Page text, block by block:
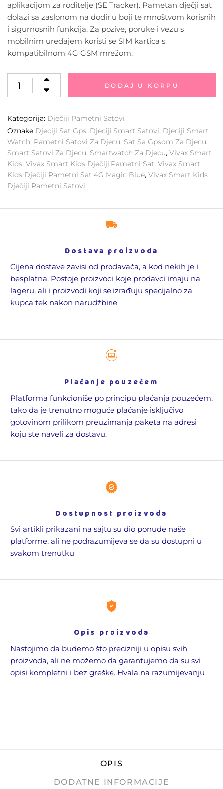
aplikacijom za roditelje (SE Tracker). Pametan dječji sat
dolazi sa zaslonom na dodir u boji te mnoštvom korisnih
i sigurnosnih funkcija. Za pozive, poruke i vezu s
mobilnim uređajem koristi se SIM kartica s
kompatibilnom 4G GSM mrežom.
DODAJ U KORPU
Kategorija: Dječiji Pametni Satovi
Oznake Djeciji Sat Gps, Djeciji Smart Satovi, Djeciji Smart
Watch, Pametni Satovi Za Djecu, Sat Sa Gpsom Za Djecu,
Smart Satovi Za Djecu, Smartwatch Za Djecu, Vivax Smart
Kids, Vivax Smart Kids Dječiji Pametni Sat, Vivax Smart
Kids Dječiji Pametni Sat 4G Magic Blue, Vivax Smart Kids
Dječiji Pametni Satovi
Dostava proizvoda
Cijena dostave zavisi od prodavača, a kod nekih je i
besplatna. Postoje proizvodi koje prodavci imaju na
lageru, ali i proizvodi koji se izrađuju specijalno za
kupca tek nakon narudžbine
Plaćanje pouzećem
Platforma funkcioniše po principu plaćanja pouzećem,
tako da je trenutno moguće plaćanje isključivo
gotovinom prilikom preuzimanja paketa na adresi
koju ste naveli za dostavu.
Dostupnost proizvoda
Svi artikli prikazani na sajtu su dio ponude naše
platforme, ali ne podrazumijeva se da su dostupni u
svakom trenutku
Opis proizvoda
Nastojimo da budemo što precizniji u opisu svih
proizvoda, ali ne možemo da garantujemo da su svi
opisi kompletni i bez greške. Hvala na razumijevanju
OPIS
DODATNE INFORMACIJE